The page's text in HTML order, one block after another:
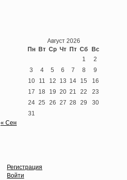
Август 2026
Пн Вт Ср Чт Пт Сб Вс
1
2
3
4 5 6 7 8
9
10
11 12 13 14 15
16
17
18 19 20 21 22
23
24 25 26 27 28 29
30
31
« Сен
Регистрация
Войти